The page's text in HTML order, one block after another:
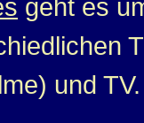
geht es
und